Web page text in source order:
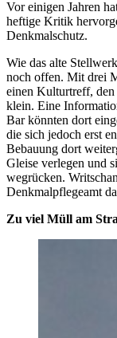
Vor einigen Jahren
heftige Kritik
Denkmalschutz.
Wie das alte
noch offen. Mit drei
einen Kulturtreff,
klein. Eine
Bar könnten dort
die sich jedoch erst
Bebauung dort
Gleise verlegen und
wegrücken.
Denkmalpflegeamt
Zu viel Müll am